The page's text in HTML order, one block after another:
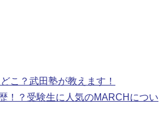
こ？武田塾が教えます！
！？受験生に人気のMARCHについ